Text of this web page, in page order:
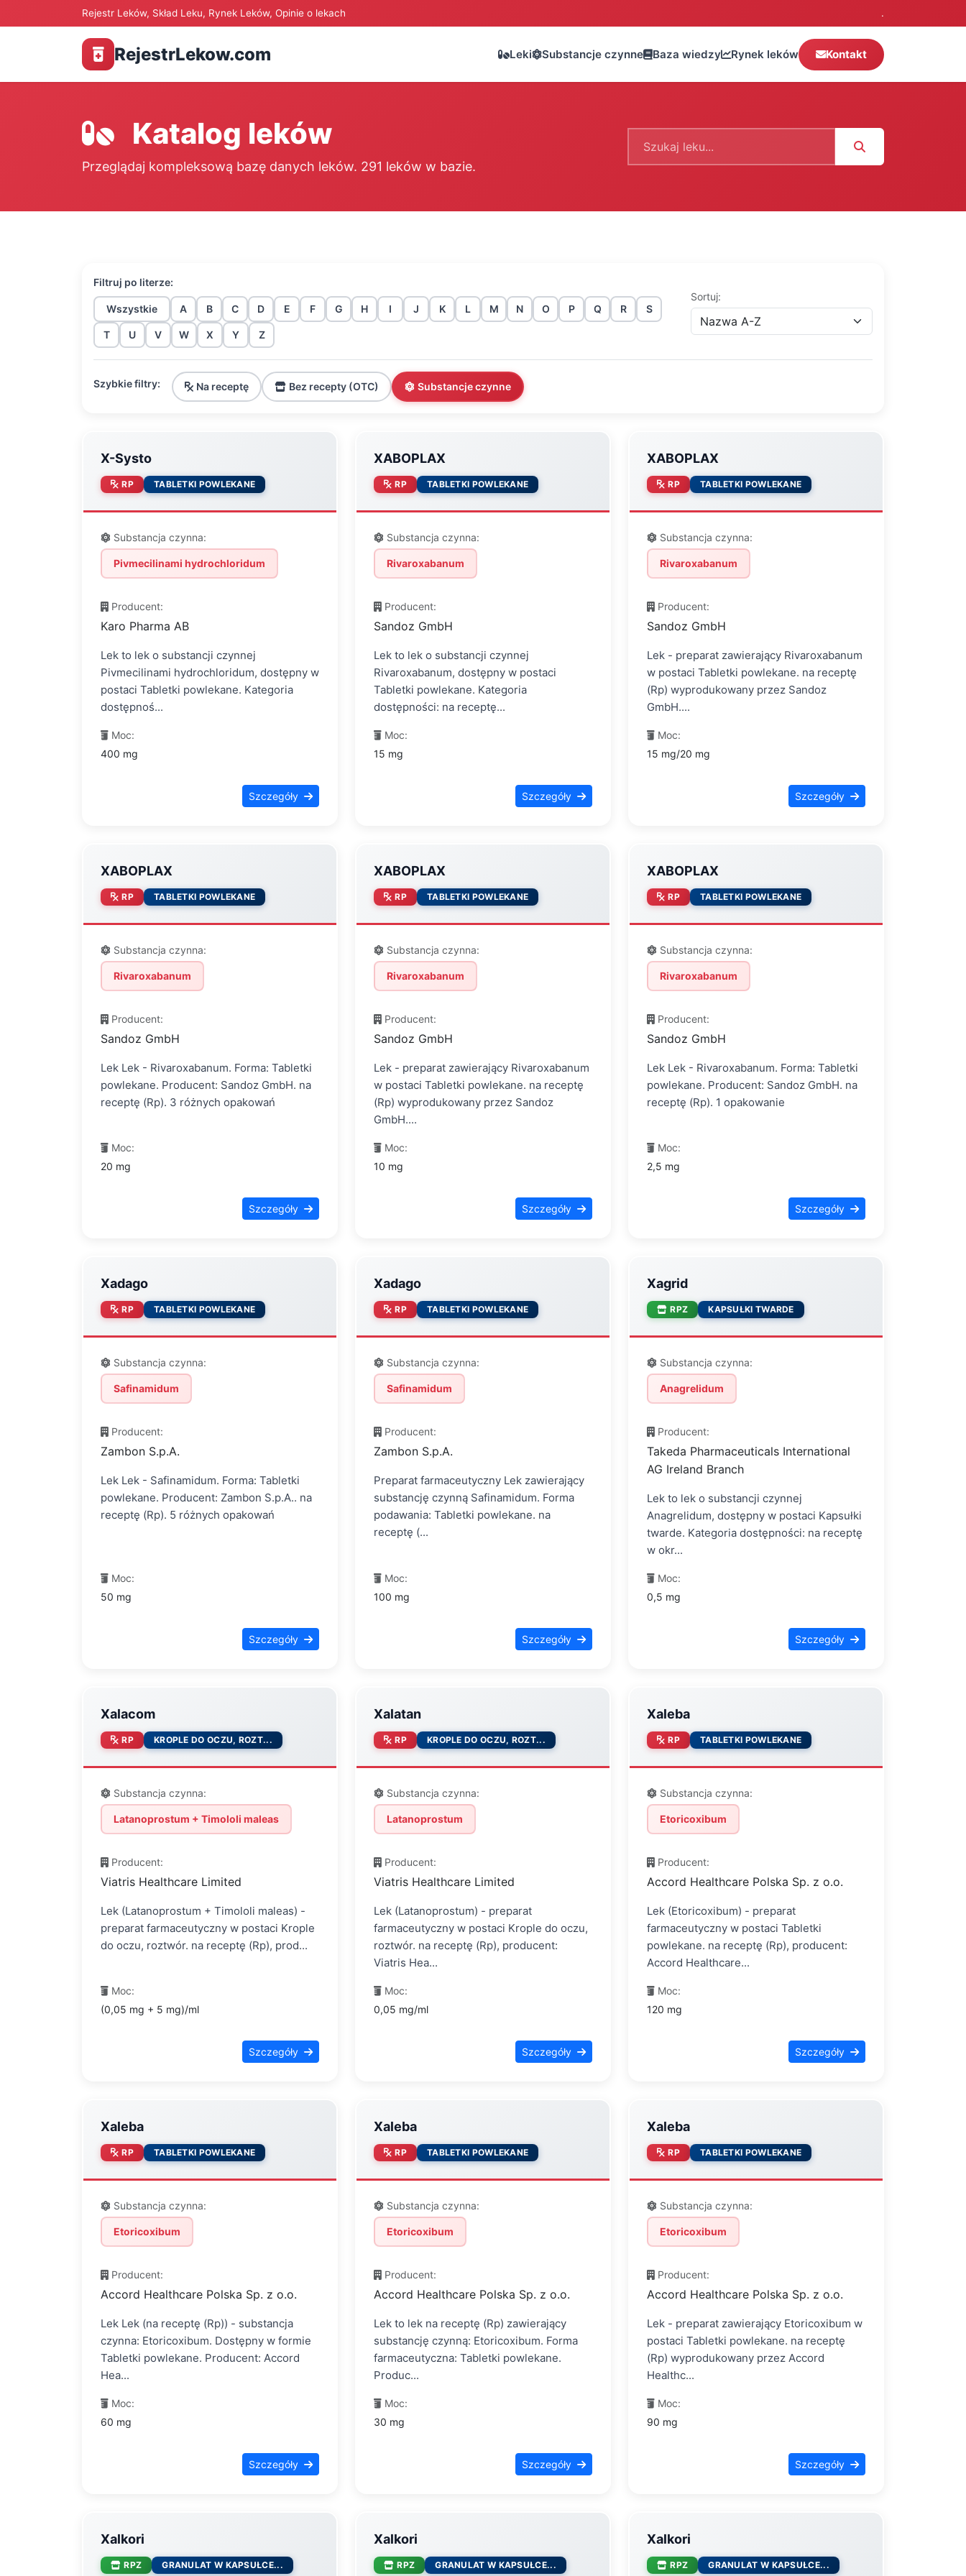
Rejestr Leków, Skład Leku, Rynek Leków, Opinie o lekach .
RejestrLekow.com Leki Substancje czynne Baza wiedzy Rynek leków Kontakt
Katalog leków
Przeglądaj kompleksową bazę danych leków. 291 leków w bazie.
Filtruj po literze:
Wszystkie A B C D E F G H I J K L M N O P Q R S
T U V W X Y Z
Sortuj:
Szybkie filtry: Na receptę Bez recepty (OTC) Substancje czynne
X-Systo
RP TABLETKI POWLEKANE
Substancja czynna:
Pivmecilinami hydrochloridum
Producent:
Karo Pharma AB
Lek to lek o substancji czynnej
Pivmecilinami hydrochloridum, dostępny w
postaci Tabletki powlekane. Kategoria
dostępnoś...
Moc:
400 mg
Szczegóły
XABOPLAX
RP TABLETKI POWLEKANE
Substancja czynna:
Rivaroxabanum
Producent:
Sandoz GmbH
Lek to lek o substancji czynnej
Rivaroxabanum, dostępny w postaci
Tabletki powlekane. Kategoria
dostępności: na receptę...
Moc:
15 mg
Szczegóły
XABOPLAX
RP TABLETKI POWLEKANE
Substancja czynna:
Rivaroxabanum
Producent:
Sandoz GmbH
Lek - preparat zawierający Rivaroxabanum
w postaci Tabletki powlekane. na receptę
(Rp) wyprodukowany przez Sandoz
GmbH....
Moc:
15 mg/20 mg
Szczegóły
XABOPLAX
RP TABLETKI POWLEKANE
Substancja czynna:
Rivaroxabanum
Producent:
Sandoz GmbH
Lek Lek - Rivaroxabanum. Forma: Tabletki
powlekane. Producent: Sandoz GmbH. na
receptę (Rp). 3 różnych opakowań
Moc:
20 mg
Szczegóły
XABOPLAX
RP TABLETKI POWLEKANE
Substancja czynna:
Rivaroxabanum
Producent:
Sandoz GmbH
Lek - preparat zawierający Rivaroxabanum
w postaci Tabletki powlekane. na receptę
(Rp) wyprodukowany przez Sandoz
GmbH....
Moc:
10 mg
Szczegóły
XABOPLAX
RP TABLETKI POWLEKANE
Substancja czynna:
Rivaroxabanum
Producent:
Sandoz GmbH
Lek Lek - Rivaroxabanum. Forma: Tabletki
powlekane. Producent: Sandoz GmbH. na
receptę (Rp). 1 opakowanie
Moc:
2,5 mg
Szczegóły
Xadago
RP TABLETKI POWLEKANE
Substancja czynna:
Safinamidum
Producent:
Zambon S.p.A.
Lek Lek - Safinamidum. Forma: Tabletki
powlekane. Producent: Zambon S.p.A.. na
receptę (Rp). 5 różnych opakowań
Moc:
50 mg
Szczegóły
Xadago
RP TABLETKI POWLEKANE
Substancja czynna:
Safinamidum
Producent:
Zambon S.p.A.
Preparat farmaceutyczny Lek zawierający
substancję czynną Safinamidum. Forma
podawania: Tabletki powlekane. na
receptę (...
Moc:
100 mg
Szczegóły
Xagrid
RPZ KAPSUŁKI TWARDE
Substancja czynna:
Anagrelidum
Producent:
Takeda Pharmaceuticals International
AG Ireland Branch
Lek to lek o substancji czynnej
Anagrelidum, dostępny w postaci Kapsułki
twarde. Kategoria dostępności: na receptę
w okr...
Moc:
0,5 mg
Szczegóły
Xalacom
RP KROPLE DO OCZU, ROZT...
Substancja czynna:
Latanoprostum + Timololi maleas
Producent:
Viatris Healthcare Limited
Lek (Latanoprostum + Timololi maleas) -
preparat farmaceutyczny w postaci Krople
do oczu, roztwór. na receptę (Rp), prod...
Moc:
(0,05 mg + 5 mg)/ml
Szczegóły
Xalatan
RP KROPLE DO OCZU, ROZT...
Substancja czynna:
Latanoprostum
Producent:
Viatris Healthcare Limited
Lek (Latanoprostum) - preparat
farmaceutyczny w postaci Krople do oczu,
roztwór. na receptę (Rp), producent:
Viatris Hea...
Moc:
0,05 mg/ml
Szczegóły
Xaleba
RP TABLETKI POWLEKANE
Substancja czynna:
Etoricoxibum
Producent:
Accord Healthcare Polska Sp. z o.o.
Lek (Etoricoxibum) - preparat
farmaceutyczny w postaci Tabletki
powlekane. na receptę (Rp), producent:
Accord Healthcare...
Moc:
120 mg
Szczegóły
Xaleba
RP TABLETKI POWLEKANE
Substancja czynna:
Etoricoxibum
Producent:
Accord Healthcare Polska Sp. z o.o.
Lek Lek (na receptę (Rp)) - substancja
czynna: Etoricoxibum. Dostępny w formie
Tabletki powlekane. Producent: Accord
Hea...
Moc:
60 mg
Szczegóły
Xaleba
RP TABLETKI POWLEKANE
Substancja czynna:
Etoricoxibum
Producent:
Accord Healthcare Polska Sp. z o.o.
Lek to lek na receptę (Rp) zawierający
substancję czynną: Etoricoxibum. Forma
farmaceutyczna: Tabletki powlekane.
Produc...
Moc:
30 mg
Szczegóły
Xaleba
RP TABLETKI POWLEKANE
Substancja czynna:
Etoricoxibum
Producent:
Accord Healthcare Polska Sp. z o.o.
Lek - preparat zawierający Etoricoxibum w
postaci Tabletki powlekane. na receptę
(Rp) wyprodukowany przez Accord
Healthc...
Moc:
90 mg
Szczegóły
Xalkori
RPZ GRANULAT W KAPSUŁCE...
Xalkori
RPZ GRANULAT W KAPSUŁCE...
Xalkori
RPZ GRANULAT W KAPSUŁCE...